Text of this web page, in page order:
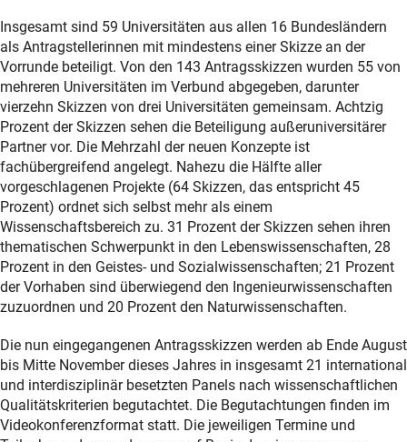
Insgesamt sind 59 Universitäten aus allen 16 Bundesländern
als Antragstellerinnen mit mindestens einer Skizze an der
Vorrunde beteiligt. Von den 143 Antragsskizzen wurden 55 von
mehreren Universitäten im Verbund abgegeben, darunter
vierzehn Skizzen von drei Universitäten gemeinsam. Achtzig
Prozent der Skizzen sehen die Beteiligung außeruniversitärer
Partner vor. Die Mehrzahl der neuen Konzepte ist
fachübergreifend angelegt. Nahezu die Hälfte aller
vorgeschlagenen Projekte (64 Skizzen, das entspricht 45
Prozent) ordnet sich selbst mehr als einem
Wissenschaftsbereich zu. 31 Prozent der Skizzen sehen ihren
thematischen Schwerpunkt in den Lebenswissenschaften, 28
Prozent in den Geistes- und Sozialwissenschaften; 21 Prozent
der Vorhaben sind überwiegend den Ingenieurwissenschaften
zuzuordnen und 20 Prozent den Naturwissenschaften.
Die nun eingegangenen Antragsskizzen werden ab Ende August
bis Mitte November dieses Jahres in insgesamt 21 international
und interdisziplinär besetzten Panels nach wissenschaftlichen
Qualitätskriterien begutachtet. Die Begutachtungen finden im
Videokonferenzformat statt. Die jeweiligen Termine und